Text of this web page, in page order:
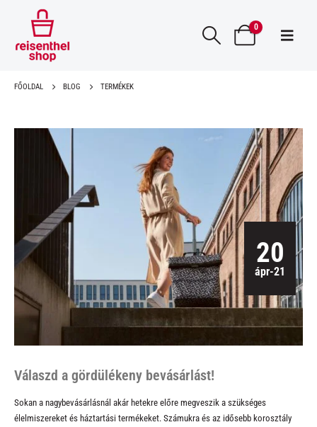
0
FŐOLDAL BLOG TERMÉKEK
20
ápr-21
Válaszd a gördülékeny bevásárlást!
Sokan a nagybevásárlásnál akár hetekre előre megveszik a szükséges
élelmiszereket és háztartási termékeket. Számukra és az idősebb korosztály